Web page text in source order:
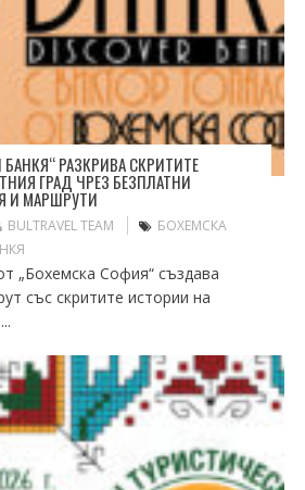
РАЗКРИВА СКРИТИТЕ
ГРАД ЧРЕЗ БЕЗПЛАТНИ
И МАРШРУТИ
BULTRAVEL TEAM
БОХЕМСКА
„Бохемска София“ създава
със скритите истории на